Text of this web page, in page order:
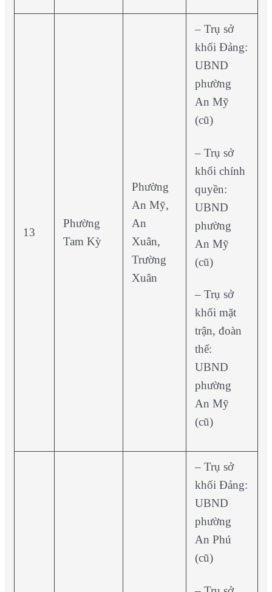
13
Phường
Tam Kỳ
Phường
An Mỹ,
An
Xuân,
Trường
Xuân
– Trụ sở
khối Đảng:
UBND
phường
An Mỹ
(cũ)
– Trụ sở
khối chính
quyền:
UBND
phường
An Mỹ
(cũ)
– Trụ sở
khối mặt
trận, đoàn
thể:
UBND
phường
An Mỹ
(cũ)
– Trụ sở
khối Đảng:
UBND
phường
An Phú
(cũ)